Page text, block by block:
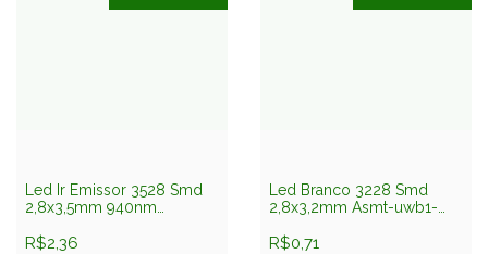
Led Ir Emissor 3528 Smd
2,8x3,5mm 940nm
Vishay
R$2,36
Led Branco 3228 Smd
2,8x3,2mm Asmt-uwb1-
R$0,71